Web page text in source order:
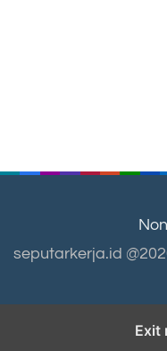
seputarkerja.id
Exit